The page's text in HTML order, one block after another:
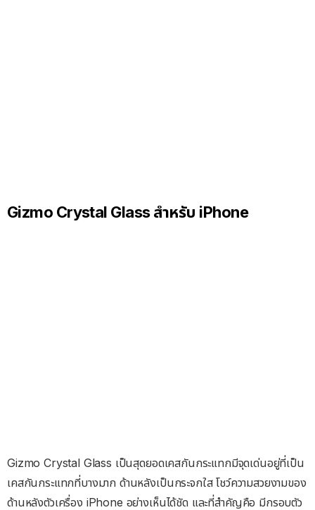
Gizmo Crystal Glass สำหรับ iPhone
Gizmo Crystal Glass เป็นสุดยอดเคสกันกระแทกมีจุดเด่นอยู่ที่เป็น
เคสกันกระแทกที่บางมาก ด้านหลังเป็นกระจกใส โชว์ความสวยงามของ
ด้านหลังตัวเครื่อง iPhone อย่างเห็นได้ชัด และที่สำคัญคือ มีกรอบตัว